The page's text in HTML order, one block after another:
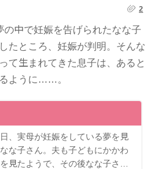
2
の中で妊娠を告げられたなな子
たところ、妊娠が判明。そんな
て生まれてきた息子は、あると
ように……。
、実母が妊娠をしている夢を見
な子さん。夫も子どもにかかわ
見たようで、その後なな子さ…